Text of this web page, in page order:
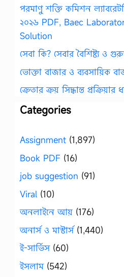
পরমাণু শক্তি কমিশন
২০২৬ PDF, Baec
Solution
সেবা কি? সেবার বৈশিষ্ট্য ও
ভোক্তা বাজার ও ব্যবসায়িক
ক্রেতার ক্রয় সিদ্ধান্ত
Categories
Assignment (1,897)
Book PDF (16)
job suggestion (91)
Viral (10)
অনলাইনে আয় (176)
অনার্স ও মাস্টার্স(1,440)
ই-সার্ভিস(60)
ইসলাম(542)